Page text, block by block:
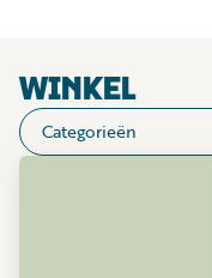
WINKEL
onze
missie
Info